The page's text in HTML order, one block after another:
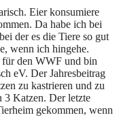
Eier konsumiere
Da habe ich bei
der es die Tiere so gut
wenn ich hingehe.
für den WWF und bin
eV. Der Jahresbeitrag
zu kastrieren und zu
3 Katzen. Der letzte
gekommen, wenn